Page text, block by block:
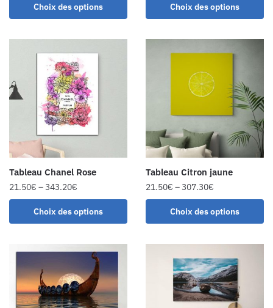
Choix des options Choix des options
Tableau Chanel Rose
21.50€ –343.20€
Choix des options
Tableau Citron jaune
21.50€ –307.30€
Choix des options